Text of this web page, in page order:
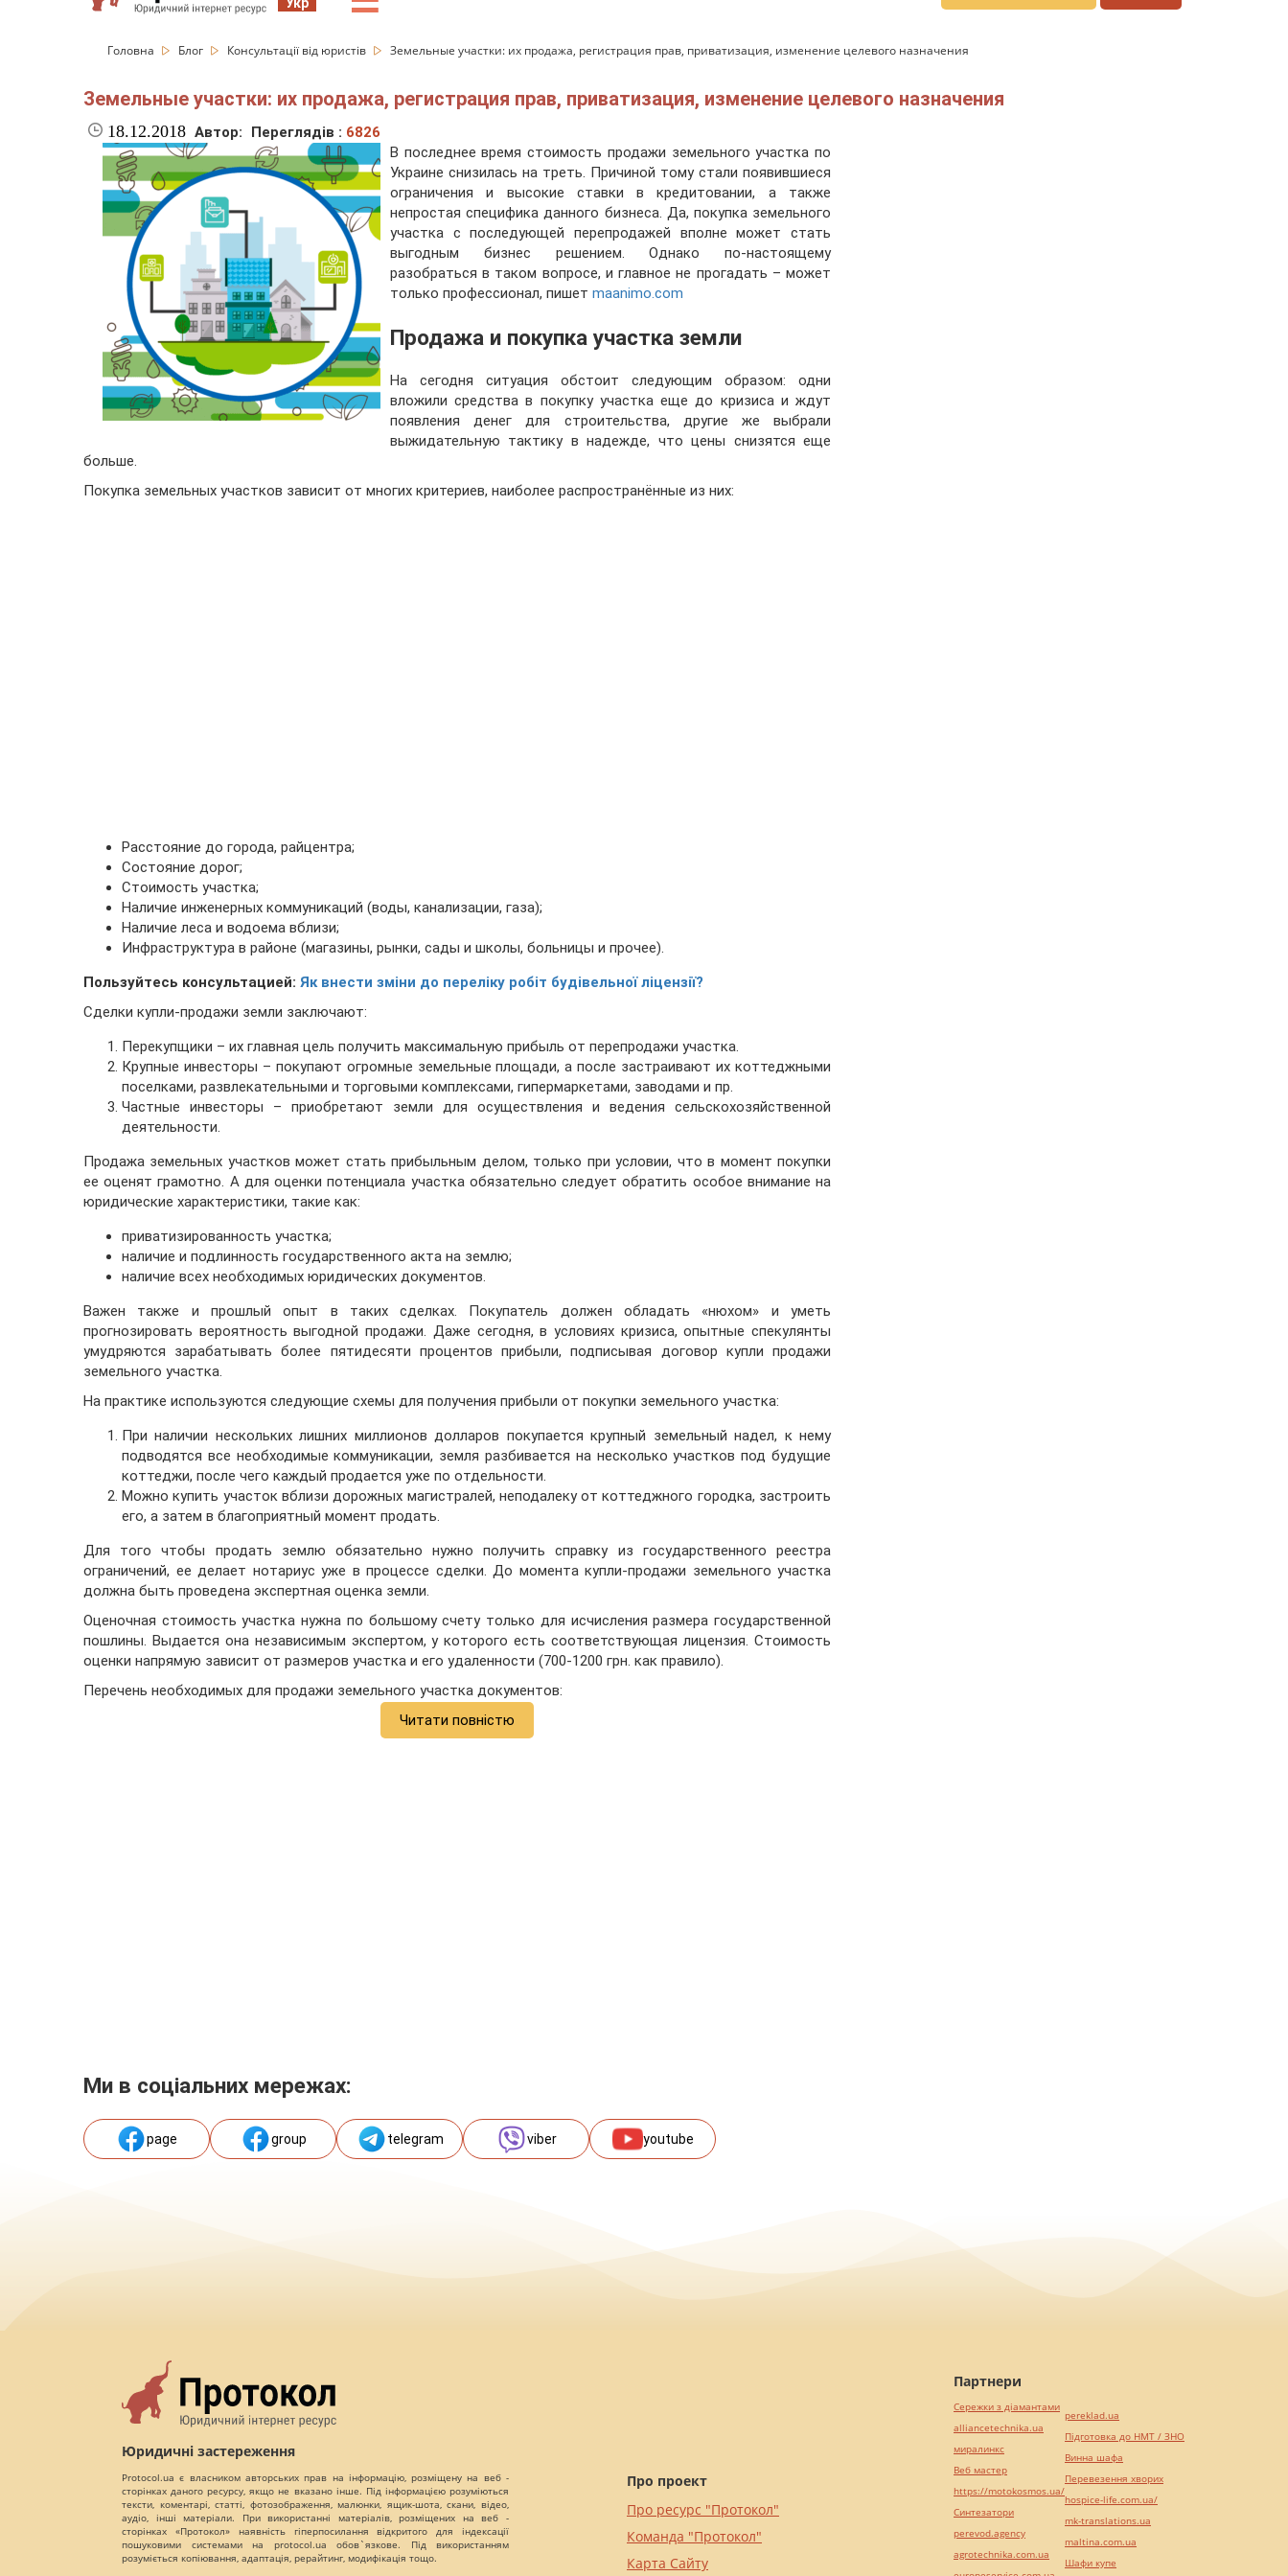
Головна Блог Консультації від юристів Земельные участки: их продажа, регистрация прав, приватизация, изменение целевого назначения
Земельные участки: их продажа, регистрация прав, приватизация, изменение целевого назначения
18.12.2018 Автор: Переглядів : 6826
В последнее время стоимость продажи земельного участка по
Украине снизилась на треть. Причиной тому стали появившиеся
ограничения и высокие ставки в кредитовании, а также
непростая специфика данного бизнеса. Да, покупка земельного
участка с последующей перепродажей вполне может стать
выгодным бизнес решением. Однако по-настоящему
разобраться в таком вопросе, и главное не прогадать – может
только профессионал, пишет maanimo.com
Продажа и покупка участка земли
На сегодня ситуация обстоит следующим образом: одни
вложили средства в покупку участка еще до кризиса и ждут
появления денег для строительства, другие же выбрали
выжидательную тактику в надежде, что цены снизятся еще
больше.
Покупка земельных участков зависит от многих критериев, наиболее распространённые из них:
Расстояние до города, райцентра;
Состояние дорог;
Стоимость участка;
Наличие инженерных коммуникаций (воды, канализации, газа);
Наличие леса и водоема вблизи;
Инфраструктура в районе (магазины, рынки, сады и школы, больницы и прочее).
Пользуйтесь консультацией: Як внести зміни до переліку робіт будівельної ліцензії?
Сделки купли-продажи земли заключают:
Перекупщики – их главная цель получить максимальную прибыль от перепродажи участка.
Крупные инвесторы – покупают огромные земельные площади, а после застраивают их коттеджными
поселками, развлекательными и торговыми комплексами, гипермаркетами, заводами и пр.
Частные инвесторы – приобретают земли для осуществления и ведения сельскохозяйственной
деятельности.
Продажа земельных участков может стать прибыльным делом, только при условии, что в момент покупки
ее оценят грамотно. А для оценки потенциала участка обязательно следует обратить особое внимание на
юридические характеристики, такие как:
приватизированность участка;
наличие и подлинность государственного акта на землю;
наличие всех необходимых юридических документов.
Важен также и прошлый опыт в таких сделках. Покупатель должен обладать «нюхом» и уметь
прогнозировать вероятность выгодной продажи. Даже сегодня, в условиях кризиса, опытные спекулянты
умудряются зарабатывать более пятидесяти процентов прибыли, подписывая договор купли продажи
земельного участка.
На практике используются следующие схемы для получения прибыли от покупки земельного участка:
При наличии нескольких лишних миллионов долларов покупается крупный земельный надел, к нему
подводятся все необходимые коммуникации, земля разбивается на несколько участков под будущие
коттеджи, после чего каждый продается уже по отдельности.
Можно купить участок вблизи дорожных магистралей, неподалеку от коттеджного городка, застроить
его, а затем в благоприятный момент продать.
Для того чтобы продать землю обязательно нужно получить справку из государственного реестра
ограничений, ее делает нотариус уже в процессе сделки. До момента купли-продажи земельного участка
должна быть проведена экспертная оценка земли.
Оценочная стоимость участка нужна по большому счету только для исчисления размера государственной
пошлины. Выдается она независимым экспертом, у которого есть соответствующая лицензия. Стоимость
оценки напрямую зависит от размеров участка и его удаленности (700-1200 грн. как правило).
Перечень необходимых для продажи земельного участка документов:
Читати повністю
Ми в соціальних мережах:
page group telegram viber youtube
Юридичні застереження
Protocol.ua є власником авторських прав на інформацію, розміщену на веб -
сторінках даного ресурсу, якщо не вказано інше. Під інформацією розуміються
тексти, коментарі, статті, фотозображення, малюнки, ящик-шота, скани, відео,
аудіо, інші матеріали. При використанні матеріалів, розміщених на веб -
сторінках «Протокол» наявність гіперпосилання відкритого для індексації
пошуковими системами на protocol.ua обов`язкове. Під використанням
розуміється копіювання, адаптація, рерайтинг, модифікація тощо.
Про проект
Про ресурс "Протокол"
Команда "Протокол"
Карта Сайту
Партнери
Сережки з діамантами
alliancetechnika.ua
миралинкс
Веб мастер
https://motokosmos.ua/
Синтезатори
perevod.agency
agrotechnika.com.ua
pereklad.ua
Підготовка до НМТ / ЗНО
Винна шафа
Перевезення хворих
hospice-life.com.ua/
mk-translations.ua
maltina.com.ua
Шафи купе